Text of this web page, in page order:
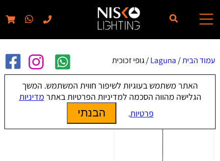
עמוד הבית/
Laguna/ גופי זכוכית
גופי זכוכית
האתר משתמש בעוגיות לשיפור חווית המשתמש. המשך
הגלישה מהווה הסכמה למדיניות הפרטיות באתר מדיניות
פרטיות. הבנתי